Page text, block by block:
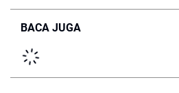
BACA JUGA